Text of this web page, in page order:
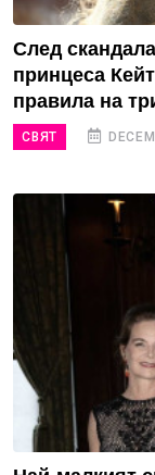
След
принцеса
правила на
СВЯТ